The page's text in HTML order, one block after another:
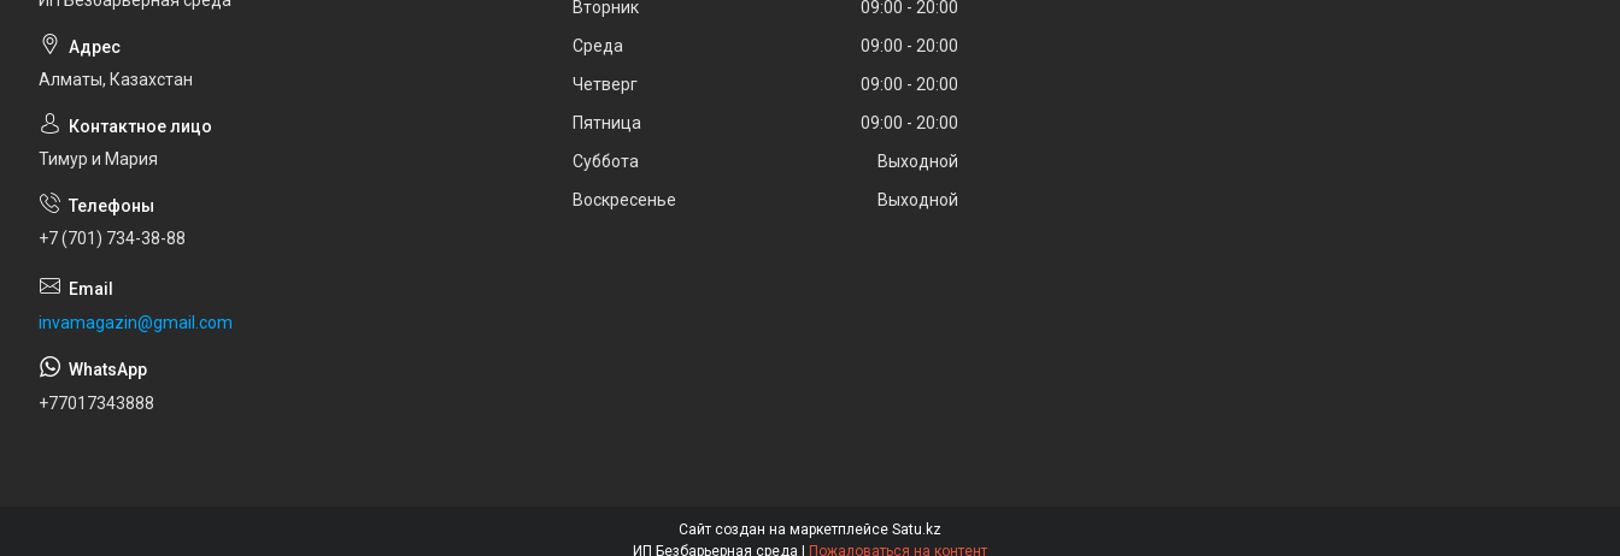
Алматы, Казахстан
Тимур и Мария
+7 (701) 734-38-88
invamagazin@gmail.com
+77017343888
Вторник
09:00
20:00
Среда
09:00
20:00
Четверг
09:00
20:00
Пятница
09:00
20:00
Суббота
Выходной
Воскресенье
Выходной
Сайт создан на маркетплейсе Satu.kz
ИП Безбарьерная среда | Пожаловаться на контент